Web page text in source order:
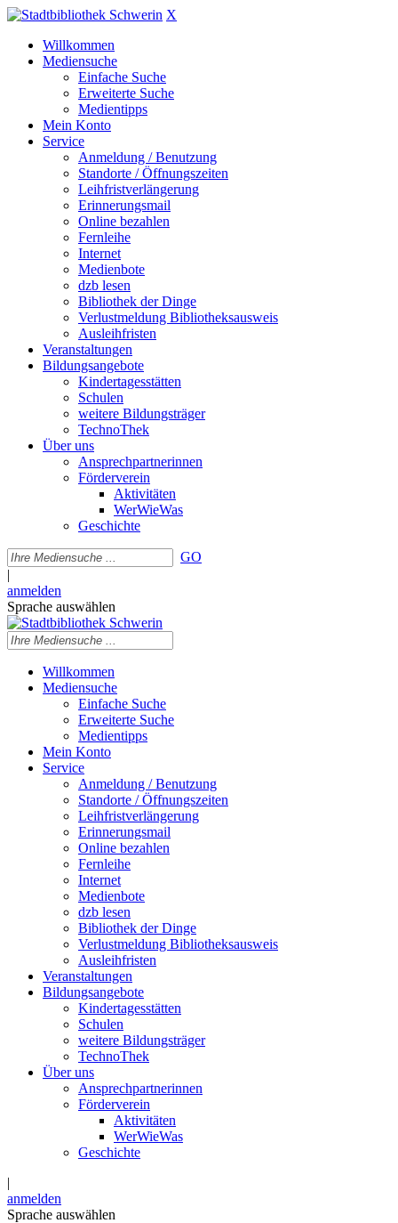
X
Willkommen
Mediensuche
Einfache Suche
Erweiterte Suche
Medientipps
Mein Konto
Service
Anmeldung / Benutzung
Standorte / Öffnungszeiten
Leihfristverlängerung
Erinnerungsmail
Online bezahlen
Fernleihe
Internet
Medienbote
dzb lesen
Bibliothek der Dinge
Verlustmeldung Bibliotheksausweis
Ausleihfristen
Veranstaltungen
Bildungsangebote
Kindertagesstätten
Schulen
weitere Bildungsträger
TechnoThek
Über uns
Ansprechpartnerinnen
Förderverein
Aktivitäten
WerWieWas
Geschichte
GO
|
anmelden
Sprache auswählen
Willkommen
Mediensuche
Einfache Suche
Erweiterte Suche
Medientipps
Mein Konto
Service
Anmeldung / Benutzung
Standorte / Öffnungszeiten
Leihfristverlängerung
Erinnerungsmail
Online bezahlen
Fernleihe
Internet
Medienbote
dzb lesen
Bibliothek der Dinge
Verlustmeldung Bibliotheksausweis
Ausleihfristen
Veranstaltungen
Bildungsangebote
Kindertagesstätten
Schulen
weitere Bildungsträger
TechnoThek
Über uns
Ansprechpartnerinnen
Förderverein
Aktivitäten
WerWieWas
Geschichte
|
anmelden
Sprache auswählen